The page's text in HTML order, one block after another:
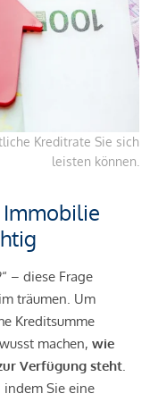
Kreditrate Sie sich
leisten können.
– diese Frage
träumen. Um
Kreditsumme
machen, wie
Verfügung steht.
indem Sie eine